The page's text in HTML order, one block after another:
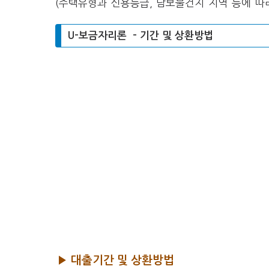
(주택유형과 신용등급, 담보물건지 지역 등에
U-보금자리론 – 기간 및 상환방법
▶ 대출기간 및 상환방법